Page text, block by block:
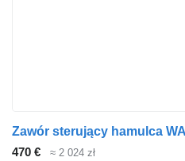
470 € ≈ 2 024 zł